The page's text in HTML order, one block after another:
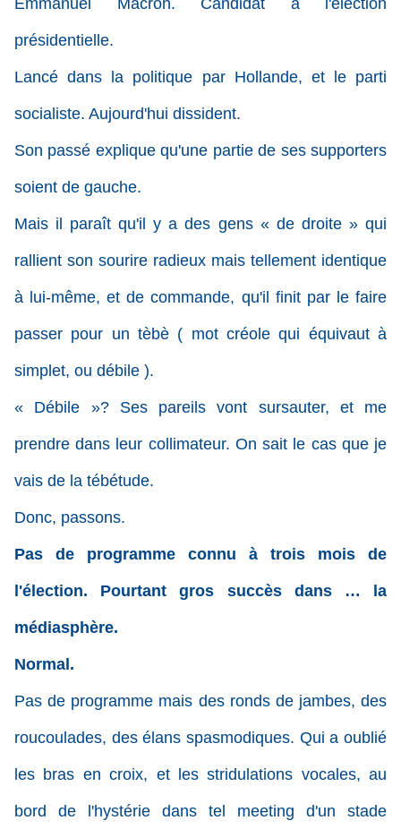
Emmanuel Macron. Candidat à l'élection
présidentielle.
Lancé dans la politique par Hollande, et le parti
socialiste. Aujourd'hui dissident.
Son passé explique qu'une partie de ses supporters
soient de gauche.
Mais il paraît qu'il y a des gens « de droite » qui
rallient son sourire radieux mais tellement identique
à lui-même, et de commande, qu'il finit par le faire
passer pour un tèbè ( mot créole qui équivaut à
simplet, ou débile ).
« Débile »? Ses pareils vont sursauter, et me
prendre dans leur collimateur. On sait le cas que je
vais de la tébétude.
Donc, passons.
Pas de programme connu à trois mois de
l'élection. Pourtant gros succès dans … la
médiasphère.
Normal.
Pas de programme mais des ronds de jambes, des
roucoulades, des élans spasmodiques. Qui a oublié
les bras en croix, et les stridulations vocales, au
bord de l'hystérie dans tel meeting d'un stade